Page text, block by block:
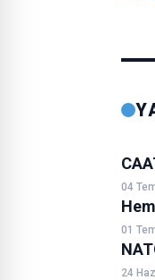
04
01
24